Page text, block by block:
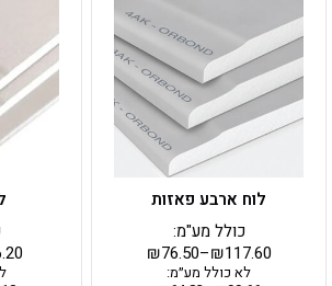
לוח ארבע פאזות
₪76.50–₪117.60
כולל מע"מ:
לא כולל מע״מ:
מספר
סוגים.
ניתן
לבחור
את
האפשרויות
בעמוד
המוצר